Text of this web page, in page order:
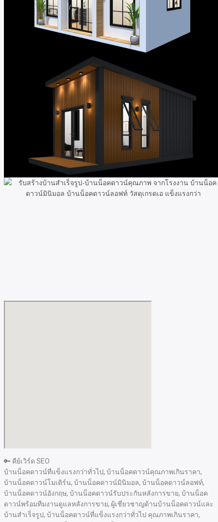
🔑 คีย์เวิร์ด SEO
บ้านน็อคดาวน์ที่แข็งแรงกว่าทั่วไป, บ้านน็อคดาวน์คุณภาพเกินราคา,
บ้านน็อคดาวน์โมเดิร์น, บ้านน็อคดาวน์มินิมอล, บ้านน็อคดาวน์ลอฟท์,
บ้านน็อคดาวน์อังกฤษ, บ้านน็อคดาวน์รับประกันหลังการขาย, บ้านน็อค
ดาวน์พร้อมทีมงานดูแลหลังการขาย, ผู้เชี่ยวชาญด้านบ้านน็อคดาวน์และ
บ้านสำเร็จรูป, บ้านน็อคดาวน์ที่แข็งแรงกว่าทั่วไป คุณภาพเกินราคา,